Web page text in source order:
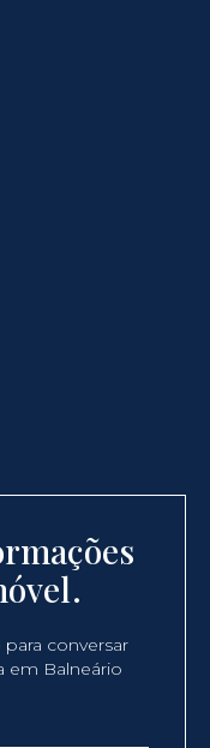
para conversar
em Balneário